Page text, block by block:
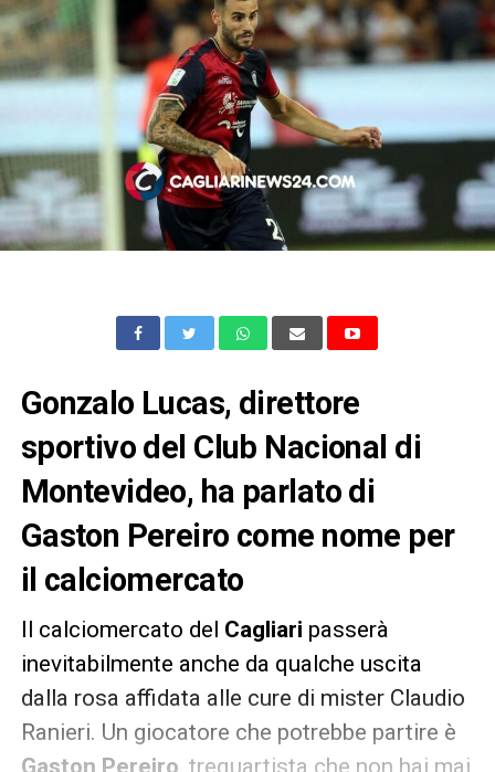
Gonzalo Lucas, direttore
sportivo del Club Nacional di
Montevideo, ha parlato di
Gaston Pereiro come nome per
il calciomercato
Il calciomercato del Cagliari passerà
inevitabilmente anche da qualche uscita
dalla rosa affidata alle cure di mister Claudio
Ranieri. Un giocatore che potrebbe partire è
Gaston Pereiro, trequartista che non hai mai